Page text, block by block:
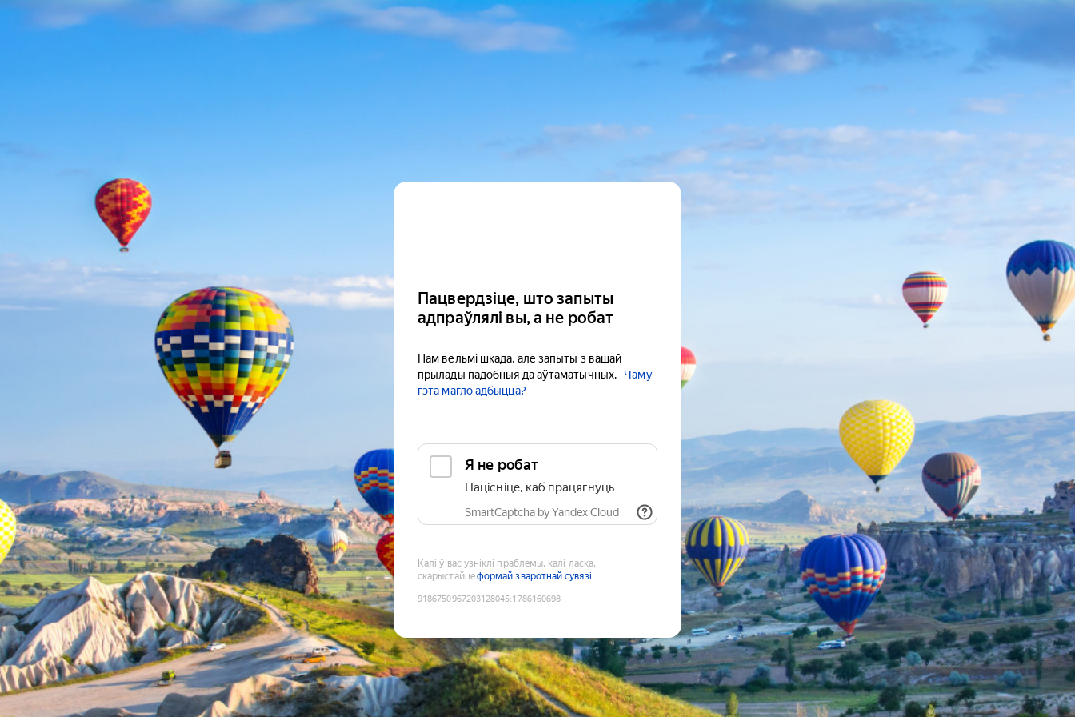
Пацвердзіце, што запыты
адпраўлялі вы, а не робат
Нам вельмі шкада, але запыты з вашай
прылады падобныя да аўтаматычных.
Чаму
гэта магло адбыцца?
Я не робат
Націсніце, каб працягнуць
SmartCaptcha by Yandex Cloud
Калі ў вас узніклі праблемы, калі ласка,
скарыстайцеформай зваротнай сувязі
9186750967203128045:1786160698